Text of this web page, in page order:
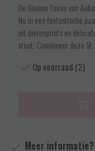
De Illusion Fauve van
Nu in een fantastische
uit dierenprints en
stout. Combineer deze St.
Op voorraad (2)
Meer informatie?